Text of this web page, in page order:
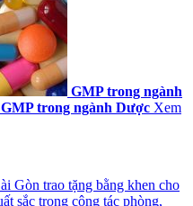
GMP trong ngành
trong ngành Dược Xem
Gòn trao tặng bằng khen cho
sắc trong công tác phòng,